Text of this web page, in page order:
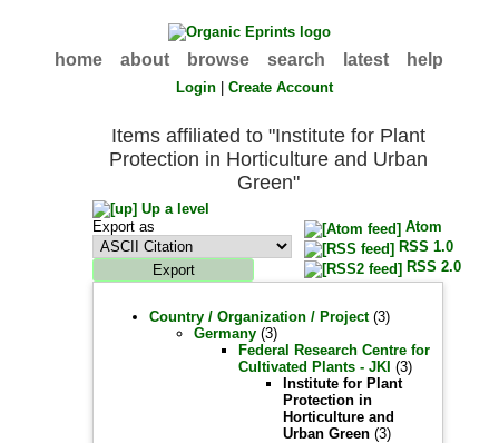
home about browse search latest help
Login |Create Account
Items affiliated to "Institute for Plant
Protection in Horticulture and Urban
Green"
Up a level
Export as
Atom
RSS 1.0
RSS 2.0
Country / Organization / Project(3)
Germany (3)
Federal Research Centre for
Cultivated Plants - JKI (3)
Institute for Plant
Protection in
Horticulture and
Urban Green (3)